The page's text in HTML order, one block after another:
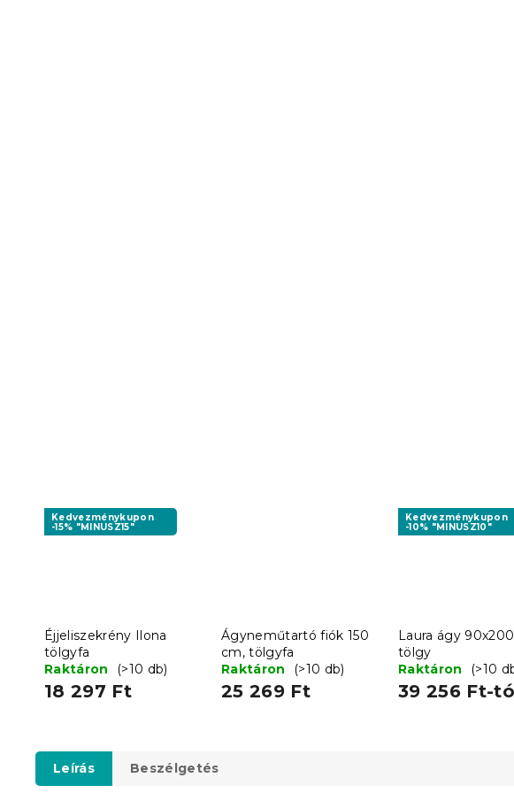
Kedvezménykupon
-15% "MINUSZ15"
Éjjeliszekrény Ilona
tölgyfa
Raktáron
(>10 db)
18 297 Ft
Ágyneműtartó fiók 150
cm, tölgyfa
Raktáron
(>10 db)
25 269 Ft
Kedvezménykupon
-10% "MINUSZ10"
Laura ágy
tölgy
Raktáron
(>10
39 256 Ft-
Leírás Beszélgetés